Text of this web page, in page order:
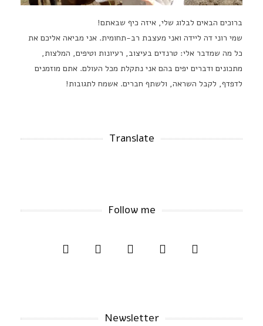
ברוכים הבאים לבלוג שלי, איזה כיף שבאתם!
שמי רוני דה ליידה ואני מעצבת רב-תחומית. אני מביאה אליכם את
כל מה שמדבר אלי: טרנדים בעיצוב, רעיונות וטיפים, המלצות,
מתכונים ודברים יפים בהם אני נתקלת מכל העולם. אתם מוזמנים
לדפדף, לקבל השראה, ולשתף חברים. אשמח לתגובות!
Translate
Follow me
Newsletter